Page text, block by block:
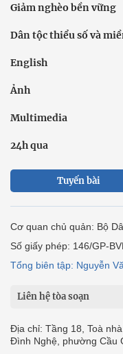
Giảm nghèo bền vững
Dân tộc thiểu số và
English
Ảnh
Multimedia
24h qua
Tuyến bài
Cơ quan chủ quản: Bộ
Số giấy phép: 146/GP-
Tổng biên tập: Nguyễn
Liên hệ tòa soạn
Địa chỉ: Tầng 18, Toà
Đình Nghệ, phường Cầu